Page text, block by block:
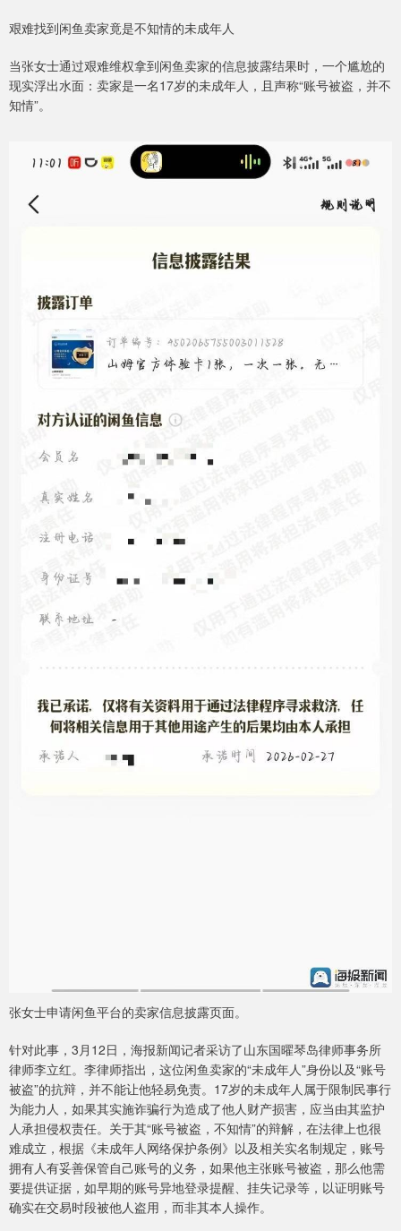
艰难找到闲鱼卖家竟是不知情的未成年人
当张女士通过艰难维权拿到闲鱼卖家的信息披露结果时，一个尴尬的
现实浮出水面：卖家是一名17岁的未成年人，且声称“账号被盗，并不
知情”。
张女士申请闲鱼平台的卖家信息披露页面。
针对此事，3月12日，海报新闻记者采访了山东国曜琴岛律师事务所
律师李立红。李律师指出，这位闲鱼卖家的“未成年人”身份以及“账号
被盗”的抗辩，并不能让他轻易免责。17岁的未成年人属于限制民事行
为能力人，如果其实施诈骗行为造成了他人财产损害，应当由其监护
人承担侵权责任。关于其“账号被盗，不知情”的辩解，在法律上也很
难成立，根据《未成年人网络保护条例》以及相关实名制规定，账号
拥有人有妥善保管自己账号的义务，如果他主张账号被盗，那么他需
要提供证据，如早期的账号异地登录提醒、挂失记录等，以证明账号
确实在交易时段被他人盗用，而非其本人操作。